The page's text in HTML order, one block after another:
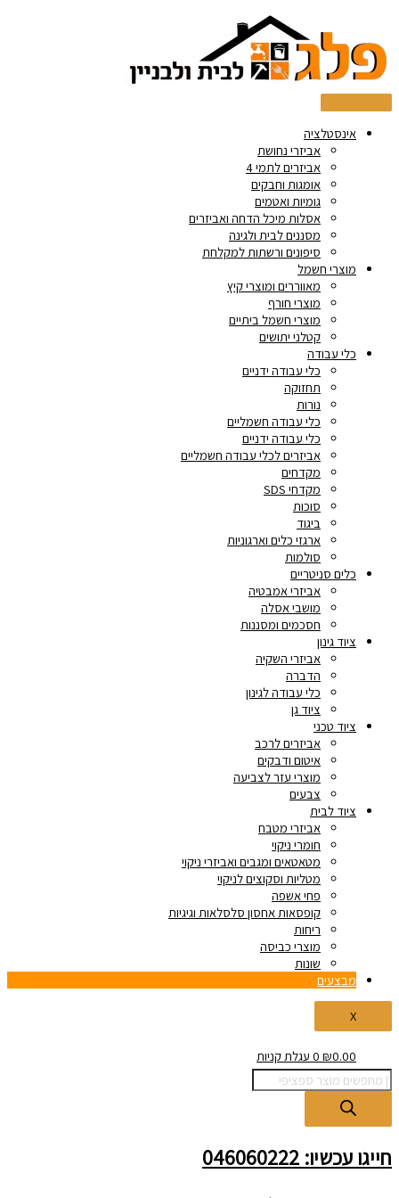
אינסטלציה
אביזרי נחושת
אביזרים לתמי 4
אומגות וחבקים
גומיות ואטמים
אסלות מיכל הדחה ואביזרים
מסננים לבית ולגינה
סיפונים ורשתות למקלחת
מוצרי חשמל
מאווררים ומוצרי קיץ
מוצרי חורף
מוצרי חשמל ביתיים
קטלני יתושים
כלי עבודה
כלי עבודה ידניים
תחזוקה
נורות
כלי עבודה חשמליים
כלי עבודה ידניים
אביזרים לכלי עבודה חשמליים
מקדחים
מקדחי SDS
סוכות
ביגוד
ארגזי כלים וארגוניות
סולמות
כלים סניטריים
אביזרי אמבטיה
מושבי אסלה
חסכמים ומסננות
ציוד גינון
אביזרי השקיה
הדברה
כלי עבודה לגינון
ציוד גן
ציוד טכני
אביזרים לרכב
איטום ודבקים
מוצרי עזר לצביעה
צבעים
ציוד לבית
אביזרי מטבח
חומרי ניקוי
מטאטאים ומגבים ואביזרי ניקוי
מטליות וסקוצים לניקוי
פחי אשפה
קופסאות אחסון סלסלאות וגיגיות
ריחות
מוצרי כביסה
שונות
מבצעים
X
₪0.00
0 עגלת קניות
חייגו עכשיו: 046060222